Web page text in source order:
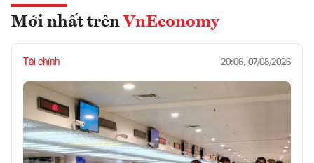
Mới nhất trên VnEconomy
Tài chính 20:06, 07/08/2026